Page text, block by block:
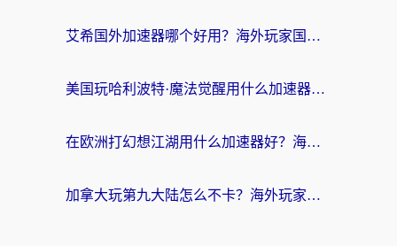
艾希国外加速器哪个好用？海外玩家国服游戏畅玩终极指南（附欧洲玩鸣潮街头篮球实测）
美国玩哈利波特·魔法觉醒用什么加速器？告别延迟的终极指南（含免费QQ炫舞方案+印尼妄想山海秘籍）
在欧洲打幻想江湖用什么加速器好？海外玩家国服游戏畅玩指南
加拿大玩第九大陆怎么不卡？海外玩家国服游戏加速全攻略（附足球世界萤火突击实测）